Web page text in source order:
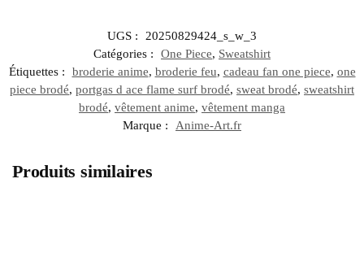
UGS :
20250829424_s_w_3
Catégories :
One Piece, Sweatshirt
Étiquettes :
broderie anime, broderie feu, cadeau fan one piece, one
piece brodé, portgas d ace flame surf brodé, sweat brodé, sweatshirt
brodé, vêtement anime, vêtement manga
Marque :
Anime-Art.fr
Produits similaires